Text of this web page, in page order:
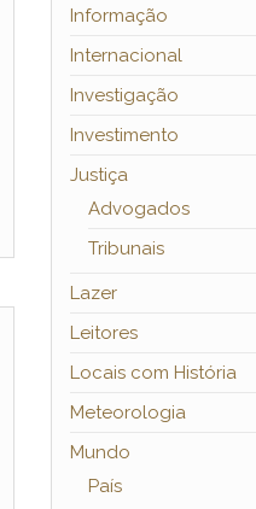
Informação
Internacional
Investigação
Investimento
Justiça
Advogados
Tribunais
Lazer
Leitores
Locais com História
Meteorologia
Mundo
País